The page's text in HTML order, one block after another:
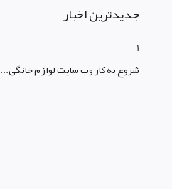
جدیدترین اخبار
1
شروع به کار وب سایت لوازم خانگی...